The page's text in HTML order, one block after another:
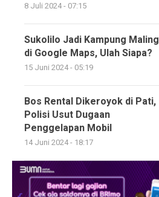
8 Juli 2024 - 07:15
Sukolilo Jadi Kampung Maling
di Google Maps, Ulah Siapa?
15 Juni 2024 - 05:19
Bos Rental Dikeroyok di Pati,
Polisi Usut Dugaan
Penggelapan Mobil
14 Juni 2024 - 18:17